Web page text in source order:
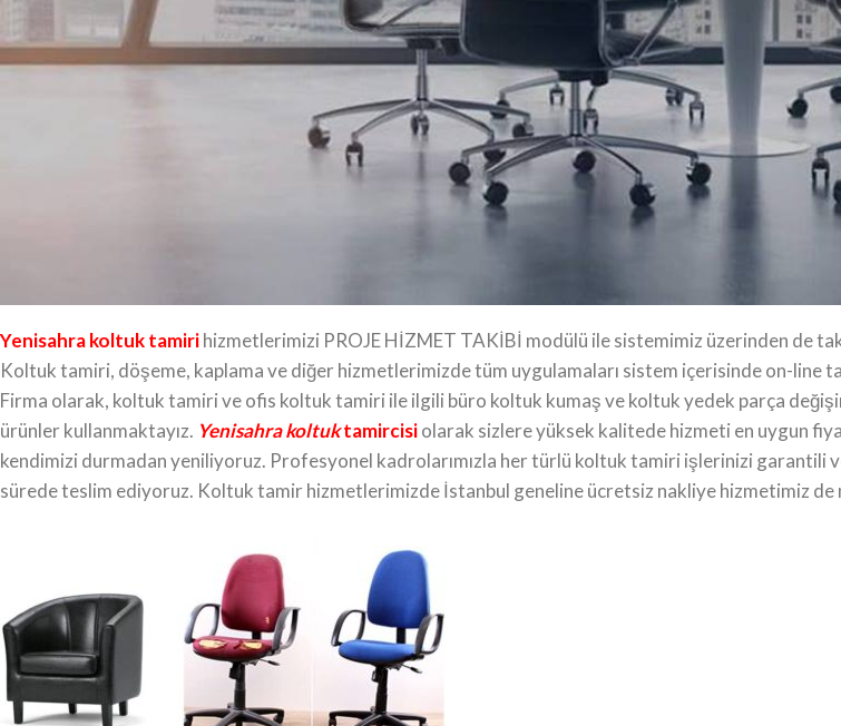
, büronuzda, konutlarınızda kullandığınız ve bakıma ihtiyaç duyan koltuk
Kumaşlarımızdan beğendiğinizi seçiyorsunuz, değişimini de yaptıktan sonra bulunduğunuz yere
tamirinde kullandığımız ürünler orijinal olup aynı zamanda bir yıl tam garantilidir. Bu sebeple tamir
garanti verebiliyoruz. İstanbul’un her bölgesinde ev koltuğu tamiri, ofis koltuğu tamiri, bakım ve
birikim ve tecrübeyle hizmet vermenin gururunu yaşıyoruz. Kurulduğumuz yıldan bu yana ofis
beklentilerinize yanıt veriyoruz. Amacımız, sizlere harika bir müşteri deneyimi ve olağanüstü değerlere
Yenisahra koltuk tamirihizmetlerimizi PROJE HİZMET TAKİBİ modülü ile sistemimiz üzerinden de
Koltuk tamiri, döşeme, kaplama ve diğer hizmetlerimizde tüm uygulamaları sistem içerisinde on-line
Firma olarak, koltuk tamiri ve ofis koltuk tamiri ile ilgili büro koltuk kumaş ve koltuk yedek parça
ürünler kullanmaktayız. Yenisahra koltuktamircisiolarak sizlere yüksek kalitede hizmeti en uygun
kendimizi durmadan yeniliyoruz. Profesyonel kadrolarımızla her türlü koltuk tamiri işlerinizi garantili
sürede teslim ediyoruz. Koltuk tamir hizmetlerimizde İstanbul geneline ücretsiz nakliye hizmetimiz de